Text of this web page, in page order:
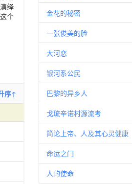
绎
个
序↑
金花的秘密
一张俊美的脸
大河恋
银河系公民
巴黎的异乡人
戈琉辛诺村源流考
简论上帝、人及其心灵健康
命运之门
人的使命